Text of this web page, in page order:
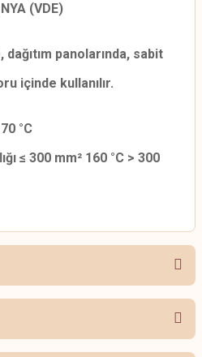
(VDE)
panolarında, sabit
içinde kullanılır.
°C
≤ 300 mm² 160 °C > 300